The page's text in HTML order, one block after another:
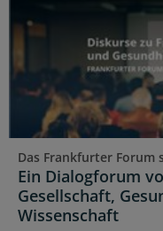
Das Frankfurter Forum
Ein Dialogforum
Gesellschaft,
Wissenschaft